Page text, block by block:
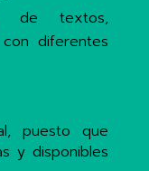
de textos,
diferentes
puesto que
y disponibles